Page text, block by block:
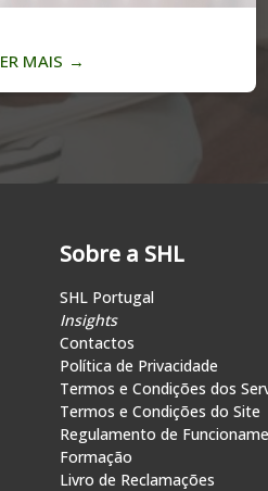
LER MAIS→
Sobre a SHL
SHL Portugal
Insights
Contactos
Política de Privacidade
Termos e Condições dos
Termos e Condições do Site
Regulamento de
Formação
Livro de Reclamações